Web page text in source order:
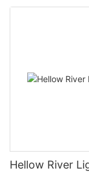
Hellow River